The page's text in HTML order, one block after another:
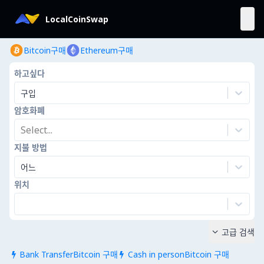
LocalCoinSwap
Bitcoin구매 Ethereum구매
하고싶다
구입
암호화폐
Select...
지불 방법
어느
위치
 Bank TransferBitcoin 구매  Cash in personBitcoin 구매
 고급 검색